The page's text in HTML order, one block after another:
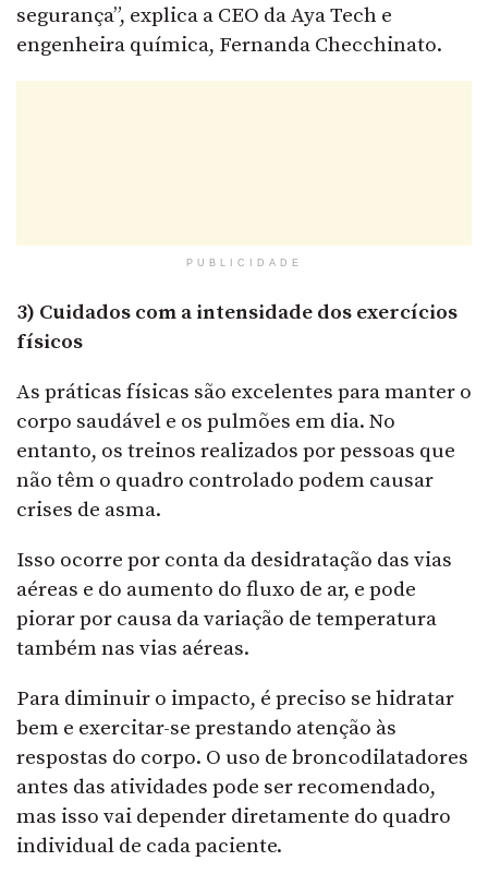
segurança”, explica a CEO da Aya Tech e
engenheira química, Fernanda Checchinato.
PUBLICIDADE
3) Cuidados com a intensidade dos exercícios
físicos
As práticas físicas são excelentes para manter o
corpo saudável e os pulmões em dia. No
entanto, os treinos realizados por pessoas que
não têm o quadro controlado podem causar
crises de asma.
Isso ocorre por conta da desidratação das vias
aéreas e do aumento do fluxo de ar, e pode
piorar por causa da variação de temperatura
também nas vias aéreas.
Para diminuir o impacto, é preciso se hidratar
bem e exercitar-se prestando atenção às
respostas do corpo. O uso de broncodilatadores
antes das atividades pode ser recomendado,
mas isso vai depender diretamente do quadro
individual de cada paciente.